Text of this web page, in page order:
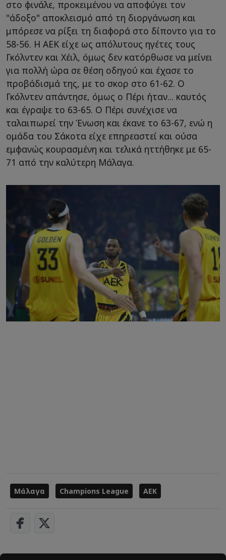
στο φινάλε, προκειμένου να αποφύγει τον
"άδοξο" αποκλεισμό από τη διοργάνωση και
μπόρεσε να ρίξει τη διαφορά στο δίποντο για το
58-56. Η ΑΕΚ είχε ως απόλυτους ηγέτες τους
Γκόλντεν και Χέιλ, όμως δεν κατόρθωσε να μείνει
για πολλή ώρα σε θέση οδηγού και έχασε το
προβάδισμά της, με το σκορ στο 61-62. Ο
Γκόλντεν απάντησε, όμως ο Πέρι ήταν... καυτός
και έγραψε το 63-65. Ο Πέρι συνέχισε να
ταλαιπωρεί την Ένωση και έκανε το 63-67, ενώ η
ομάδα του Σάκοτα είχε επηρεαστεί και ούσα
εμφανώς κουρασμένη και τελικά ηττήθηκε με 65-
71 από την καλύτερη Μάλαγα.
Μάλαγα Champions League ΑΕΚ